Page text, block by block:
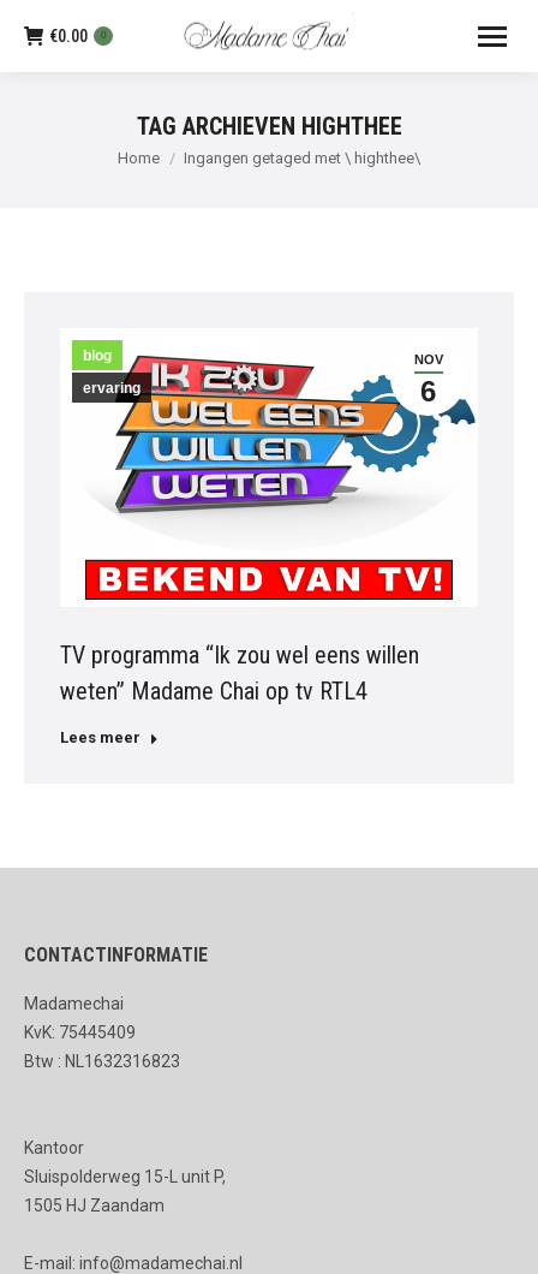
€0.00 0
TAG ARCHIEVEN HIGHTHEE
Je bent hier:
Home Ingangen getaged met \ highthee\
NOV
6
blog
ervaring
TV programma “Ik zou wel eens willen
weten” Madame Chai op tv RTL4
Lees meer
CONTACTINFORMATIE
Madamechai
KvK: 75445409
Btw : NL1632316823
Kantoor
Sluispolderweg 15-L unit P,
1505 HJ Zaandam
E-mail: info@madamechai.nl